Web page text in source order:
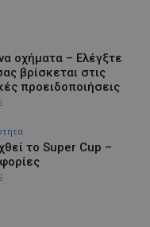
οχήματα – Ελέγξτε
βρίσκεται στις
προειδοποιήσεις
το Super Cup –